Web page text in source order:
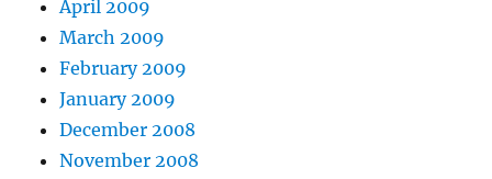
April 2009
March 2009
February 2009
January 2009
December 2008
November 2008